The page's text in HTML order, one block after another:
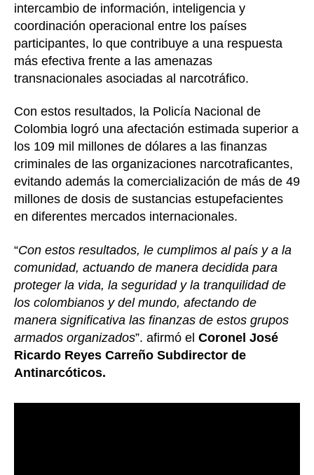
intercambio de información, inteligencia y
coordinación operacional entre los países
participantes, lo que contribuye a una respuesta
más efectiva frente a las amenazas
transnacionales asociadas al narcotráfico.
Con estos resultados, la Policía Nacional de
Colombia logró una afectación estimada superior a
los 109 mil millones de dólares a las finanzas
criminales de las organizaciones narcotraficantes,
evitando además la comercialización de más de 49
millones de dosis de sustancias estupefacientes
en diferentes mercados internacionales.
“Con estos resultados, le cumplimos al país y a la
comunidad, actuando de manera decidida para
proteger la vida, la seguridad y la tranquilidad de
los colombianos y del mundo, afectando de
manera significativa las finanzas de estos grupos
armados organizados”. afirmó el Coronel José
Ricardo Reyes Carreño Subdirector de
Antinarcóticos.